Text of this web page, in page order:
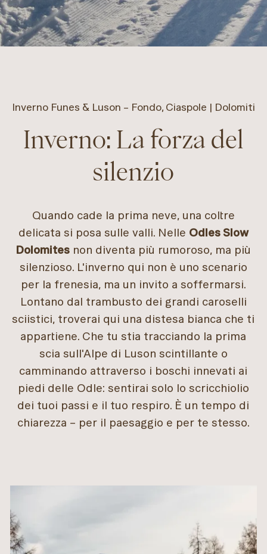
Inverno Funes & Luson – Fondo, Ciaspole | Dolomiti
Inverno: La forza del
silenzio
Quando cade la prima neve, una coltre
delicata si posa sulle valli. Nelle Odles Slow
Dolomites non diventa più rumoroso, ma più
silenzioso. L'inverno qui non è uno scenario
per la frenesia, ma un invito a soffermarsi.
Lontano dal trambusto dei grandi caroselli
sciistici, troverai qui una distesa bianca che ti
appartiene. Che tu stia tracciando la prima
scia sull'Alpe di Luson scintillante o
camminando attraverso i boschi innevati ai
piedi delle Odle: sentirai solo lo scricchiolio
dei tuoi passi e il tuo respiro. È un tempo di
chiarezza – per il paesaggio e per te stesso.